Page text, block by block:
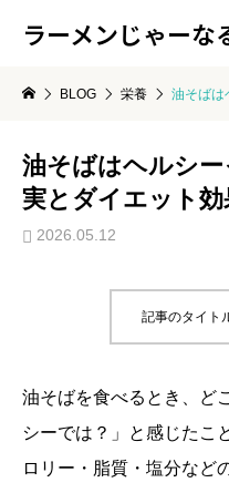
ラーメンじゃーな
BLOG 栄養 油そばは
油そばはヘルシ
実とダイエット
2026.05.12
記事のタイト
油そばを食べるとき、ど
シーでは？」と感じたこ
ロリー・脂質・塩分など